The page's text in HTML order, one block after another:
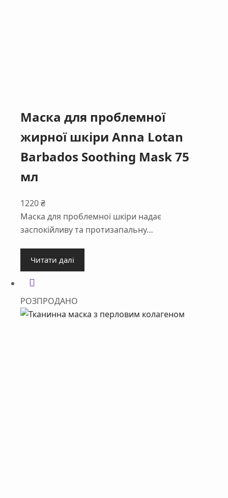
Маска для проблемної
жирної шкіри Anna Lotan
Barbados Soothing Mask 75
мл
1220₴
Маска для проблемної шкіри надає
заспокійливу та протизапальну…
Читати далі
РОЗПРОДАНО